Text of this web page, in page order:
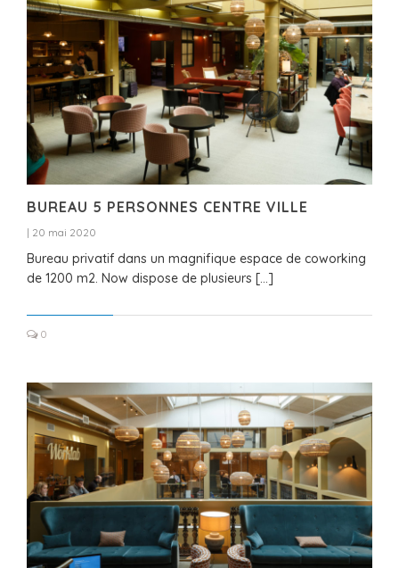
BUREAU 5 PERSONNES CENTRE VILLE
| 20 mai 2020
Bureau privatif dans un magnifique espace de coworking
de 1200 m2. Now dispose de plusieurs […]
0